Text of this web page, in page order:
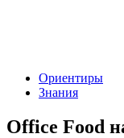
Ориентиры
Знания
Office Food